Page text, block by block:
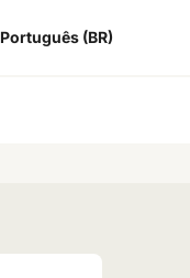
Português (BR)